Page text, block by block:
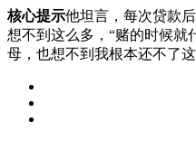
核心提示他坦言，每次贷款
想不到这么多，“赌的时候就
母，也想不到我根本还不了